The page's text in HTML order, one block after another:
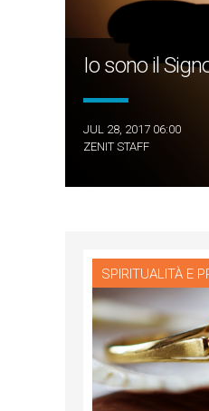
Io sono il
JUL 28, 2017 06:00
ZENIT STAFF
SPIRITUALITÀ E